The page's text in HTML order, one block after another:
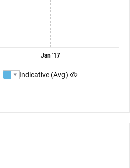
Jan '17
Indicative (Avg)